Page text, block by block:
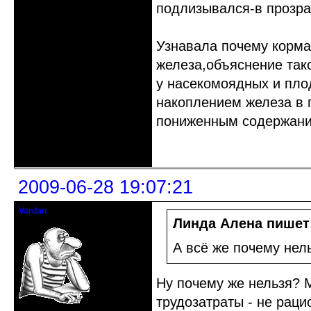
подлизывался-в
Узнавала почему
железа,объяснение
у насекомоядных и
накоплением железа в
пониженным
2009-06-28 19:07:21
Vardan
Линда Алена
А всё же почему
Ну почему же нельзя?
трудозатраты - не